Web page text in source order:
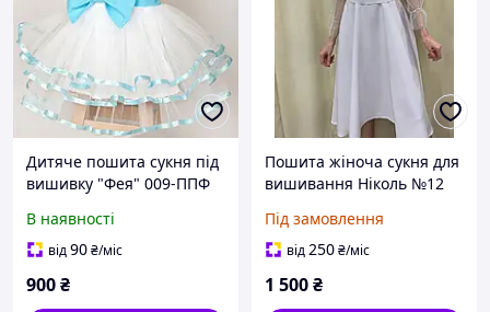
Дитяче пошита сукня під
вишивку "Фея" 009-ППФ
В наявності
від90₴/міс
900₴
Пошита жіноча сукня для
вишивання Ніколь №12
Під замовлення
від250₴/міс
1 500₴